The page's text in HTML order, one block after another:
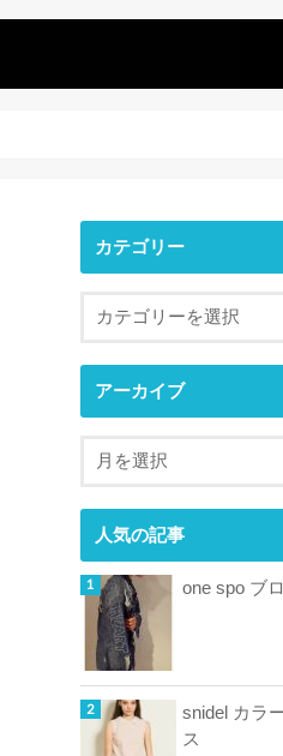
カテゴリー
アーカイブ
人気の記事
one spo ブ
snidel カラ
ス